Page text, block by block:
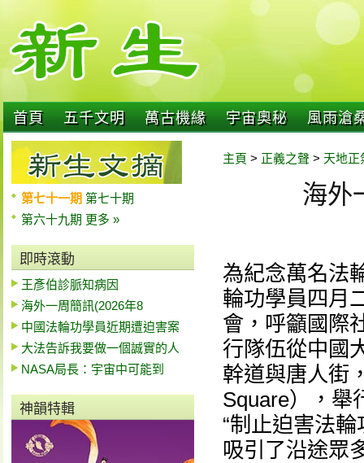
首頁 五千文明 萬古機緣 宇宙奧秘 風雨滄
第七十一期 第七十期
第六十九期 更多 »
即時滾動
王彥伯診脈知病因
海外一周簡訊(2026年8
中國法輪功學員近期遭迫害案
大法告訴我要做一個誠實的人
NASA局長：宇宙中可能到
神韻特輯
主頁 > 正義之聲 > 天地正
海外
為紀念萬名法
輪功學員四月
會，呼籲國際
行隊伍從中國
幹道與唐人街
Square），舉
“制止迫害法
吸引了沿途眾